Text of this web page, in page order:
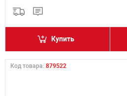
Купить
Код товара: 879522